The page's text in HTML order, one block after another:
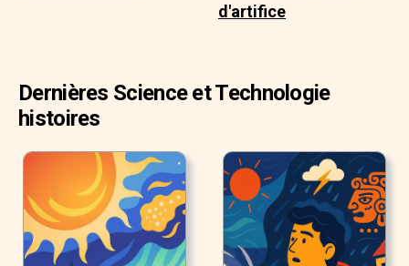
d'artifice
Dernières Science et Technologie
histoires